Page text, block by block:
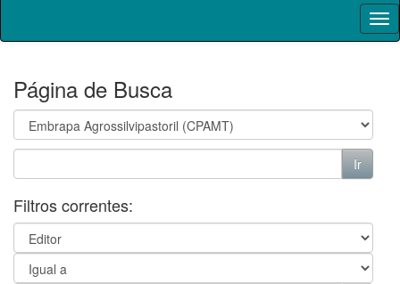
Página de Busca
Filtros correntes: